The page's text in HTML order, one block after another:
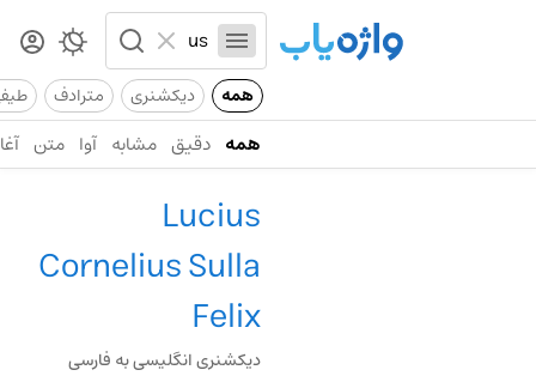
همه دیکشنری مترادف
همه دقیق مشابه آوا متن
Lucius
Cornelius Sulla
Felix
دیکشنری انگلیسی به فارسی